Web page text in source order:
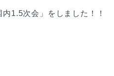
1.5次会」をしました！！